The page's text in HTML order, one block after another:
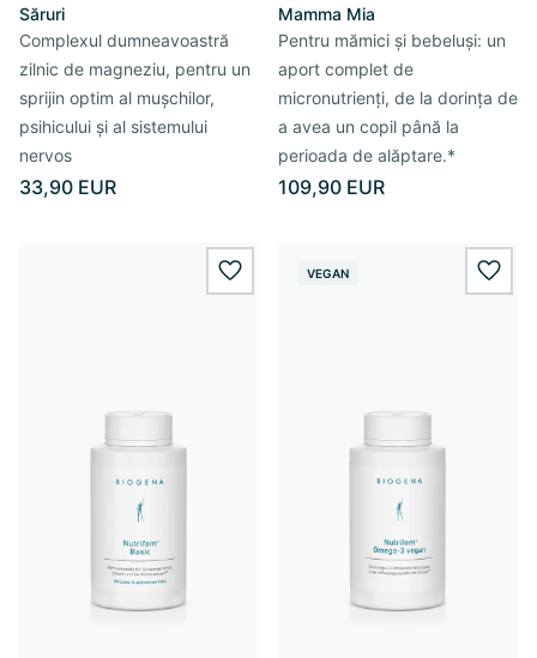
Săruri
Complexul dumneavoastră
zilnic de magneziu, pentru un
sprijin optim al mușchilor,
psihicului și al sistemului
nervos
33,90 EUR
Mamma Mia
Pentru mămici și bebeluși: un
aport complet de
micronutrienți, de la dorința de
a avea un copil până la
perioada de alăptare.*
109,90 EUR
wishlist.add
VEGAN